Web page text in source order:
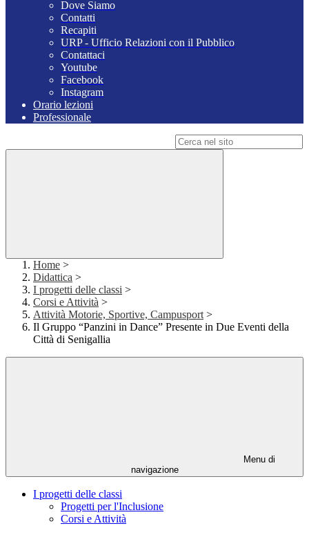
Dove Siamo
Contatti
Recapiti
URP - Ufficio Relazioni con il Pubblico
Contattaci
Youtube
Facebook
Instagram
Orario lezioni
Professionale
Home >
Didattica >
I progetti delle classi >
Corsi e Attività >
Attività Motorie, Sportive, Campusport >
Il Gruppo “Panzini in Dance” Presente in Due Eventi della
Città di Senigallia
Menu di
navigazione
I progetti delle classi
Progetti per l'Inclusione
Corsi e Attività